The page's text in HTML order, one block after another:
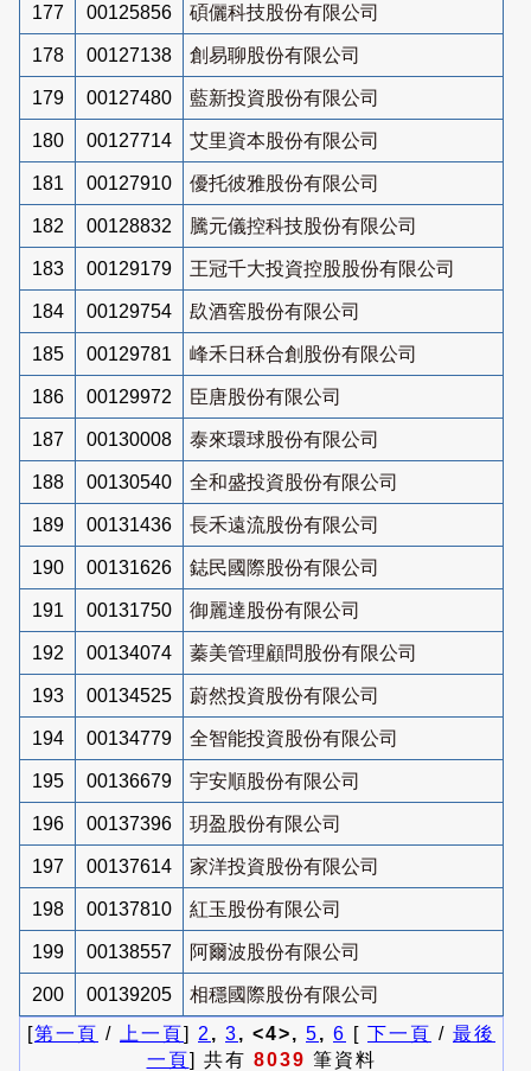
177 00125856 碩儷科技股份有限公司
178 00127138 創易聊股份有限公司
179 00127480 藍新投資股份有限公司
180 00127714 艾里資本股份有限公司
181 00127910 優托彼雅股份有限公司
182 00128832 騰元儀控科技股份有限公司
183 00129179 王冠千大投資控股股份有限公司
184 00129754 镹酒窖股份有限公司
185 00129781 峰禾日秝合創股份有限公司
186 00129972 臣唐股份有限公司
187 00130008 泰來環球股份有限公司
188 00130540 全和盛投資股份有限公司
189 00131436 長禾遠流股份有限公司
190 00131626 鋕民國際股份有限公司
191 00131750 御麗達股份有限公司
192 00134074 蓁美管理顧問股份有限公司
193 00134525 蔚然投資股份有限公司
194 00134779 全智能投資股份有限公司
195 00136679 宇安順股份有限公司
196 00137396 玥盈股份有限公司
197 00137614 家洋投資股份有限公司
198 00137810 紅玉股份有限公司
199 00138557 阿爾波股份有限公司
200 00139205
相穩國際股份有限公司
[第一頁 / 上一頁] 2 , 3, <4>, 5, 6 [ 下一頁 / 最後
一頁] 共有 8039 筆資料